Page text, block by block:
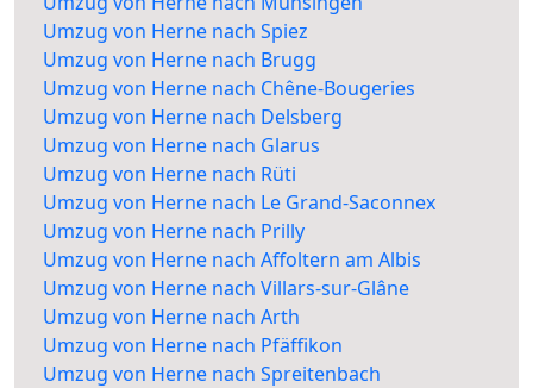
Umzug von Herne nach Spiez
Umzug von Herne nach Brugg
Umzug von Herne nach Chêne-Bougeries
Umzug von Herne nach Delsberg
Umzug von Herne nach Glarus
Umzug von Herne nach Rüti
Umzug von Herne nach Le Grand-Saconnex
Umzug von Herne nach Prilly
Umzug von Herne nach Affoltern am Albis
Umzug von Herne nach Villars-sur-Glâne
Umzug von Herne nach Arth
Umzug von Herne nach Pfäffikon
Umzug von Herne nach Spreitenbach